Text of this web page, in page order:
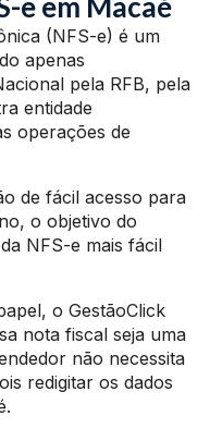
(NFS-e) é um
apenas
pela RFB, pela
entidade
operações de
de fácil acesso para
o objetivo do
NFS-e mais fácil
o GestãoClick
nota fiscal seja uma
não necessita
redigitar os dados